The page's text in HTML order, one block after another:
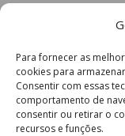
Para fornecer as
cookies para
Consentir com essas
comportamento de
consentir ou retirar o
recursos e funções.